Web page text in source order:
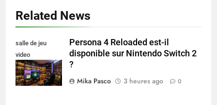
Related News
salle de jeu
video
collectionneur
Persona 4 Reloaded est-il
disponible sur Nintendo Switch 2
?
Mika Pasco
3 heures ago 0